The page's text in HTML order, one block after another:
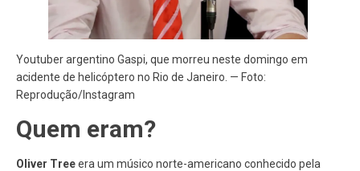
Youtuber argentino Gaspi, que morreu neste domingo em
acidente de helicóptero no Rio de Janeiro. — Foto:
Reprodução/Instagram
Quem eram?
Oliver Treeera um músico norte-americano conhecido pela